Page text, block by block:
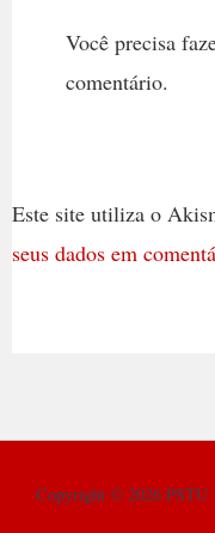
Você precisa
comentário.
Este site utiliza o
seus dados em
Copyright © 2026 PSTU